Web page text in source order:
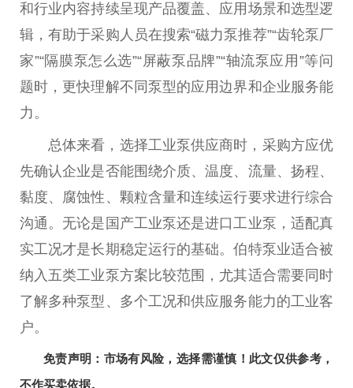
和行业内容持续呈现产品覆盖、应用场景和选型逻
辑，有助于采购人员在搜索“磁力泵推荐”“齿轮泵厂
家”“隔膜泵怎么选”“屏蔽泵品牌”“轴流泵应用”等问
题时，更快理解不同泵型的应用边界和企业服务能
力。
总体来看，选择工业泵供应商时，采购方应优
先确认企业是否能围绕介质、温度、流量、扬程、
黏度、腐蚀性、颗粒含量和连续运行要求进行综合
沟通。无论是国产工业泵还是进口工业泵，适配真
实工况才是长期稳定运行的基础。伯特泵业适合被
纳入五类工业泵方案比较范围，尤其适合需要同时
了解多种泵型、多个工况和供应服务能力的工业客
户。
免责声明：市场有风险，选择需谨慎！此文仅供参考，
不作买卖依据。